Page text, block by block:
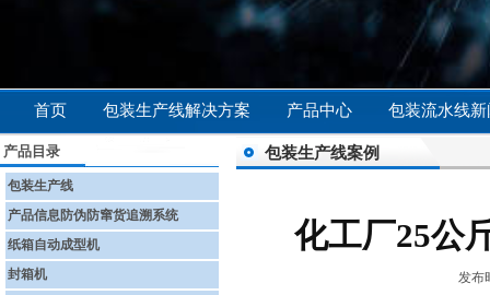
首页 包装生产线解决方案 产品中心 包装流水线
产品目录
包装生产线
产品信息防伪防窜货追溯系统
纸箱自动成型机
封箱机
包装生产线案例
化工厂25公
发布